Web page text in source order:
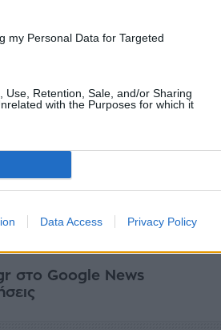
my Personal Data for Targeted
Use, Retention, Sale, and/or Sharing
with the Purposes for which it
Data Access Privacy Policy
στο Google News